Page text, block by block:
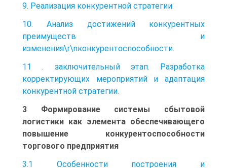
9. Реализация конкурентной стратегии.
10. Анализ достижений конкурентных
преимуществ и
изменения\r\nконкурентоспособности.
11 . заключительный этап. Разработка
корректирующих мероприятий и адаптация
конкурентной стратегии.
3 Формирование системы сбытовой
логистики как элемента обеспечивающего
повышение конкурентоспособности
торгового предприятия
3.1 Особенности построения и